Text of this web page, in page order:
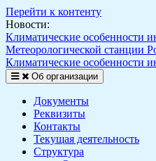
Перейти к контенту
Новости:
Климатические особенности
Метеорологической станции
Климатические особенности
Об организации
Документы
Реквизиты
Контакты
Текущая деятельность
Структура